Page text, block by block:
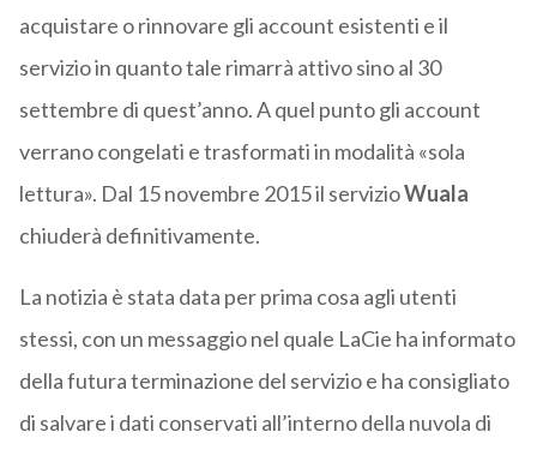
acquistare o rinnovare gli account esistenti e il
servizio in quanto tale rimarrà attivo sino al 30
settembre di quest’anno. A quel punto gli account
verrano congelati e trasformati in modalità «sola
lettura». Dal 15 novembre 2015 il servizioWuala
chiuderà definitivamente.
La notizia è stata data per prima cosa agli utenti
stessi, con un messaggio nel quale LaCie ha informato
della futura terminazione del servizio e ha consigliato
di salvare i dati conservati all’interno della nuvola di